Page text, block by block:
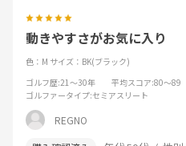
動きやすさがお気に入り
色：M サイズ：BK(ブラック)
ゴルフ歴:21～30年 平均スコア:80～89
ゴルファータイプ:セミアスリート
REGNO